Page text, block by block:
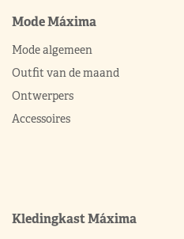
Mode Máxima
Mode algemeen
Outfit van de maand
Ontwerpers
Accessoires
Kledingkast Máxima